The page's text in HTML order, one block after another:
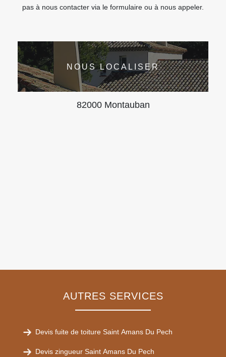
pas à nous contacter via le formulaire ou à nous appeler.
NOUS LOCALISER
82000 Montauban
AUTRES SERVICES
Devis fuite de toiture Saint Amans Du Pech
Devis zingueur Saint Amans Du Pech